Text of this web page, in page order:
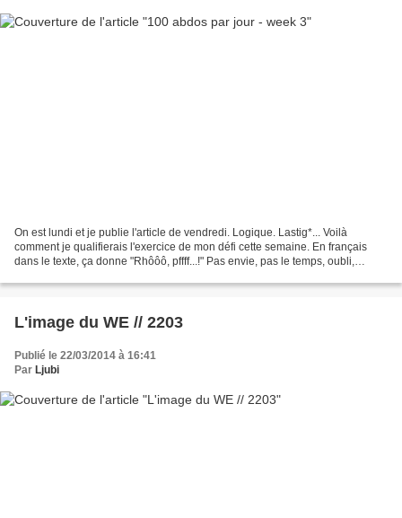
On est lundi et je publie l'article de vendredi. Logique. Lastig*... Voilà
comment je qualifierais l'exercice de mon défi cette semaine. En français
dans le texte, ça donne "Rhôôô, pffff...!" Pas envie, pas le temps, oubli,
L'image du WE // 2203
Publié le 22/03/2014 à 16:41
Par Ljubi